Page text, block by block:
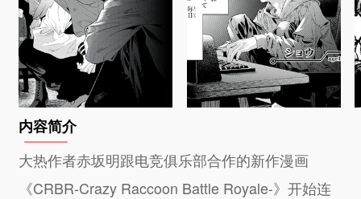
内容简介
大热作者赤坂明跟电竞俱乐部合作的新作漫画
《CRBR-Crazy Raccoon Battle Royale-》开始连